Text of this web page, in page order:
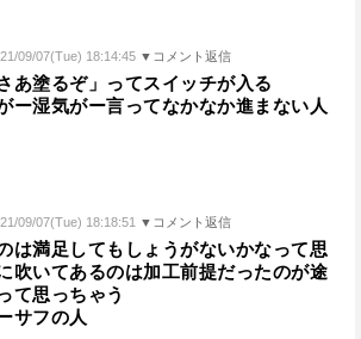
09/07(Tue) 18:14:45 ▼コメント返信
あ塗るぞ」ってスイッチが入る
ー湿気がー言ってなかなか進まない人
09/07(Tue) 18:18:51 ▼コメント返信
は満足してもしょうがないかなって思
吹いてあるのは加工前提だったのが途
て思っちゃう
サフの人